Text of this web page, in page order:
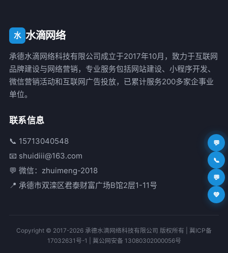
水 水滴网络
承德水滴网络科技有限公司成立于2017年10月，致力于互联网
品牌建设与网络营销，专业服务包括网站建设、小程序开发、
微信营销活动和互联网广告投放，已累计服务200多家企事业
单位。
联系信息
📞 15713040548
📧 shuidiii@163.com
💬 微信：zhuimeng-2018
📍 承德市双滦区君泰财富广场B馆2层1-11号
Copyright © 2017-2026 承德水滴网络科技有限公司 版权所有 | 冀ICP备
17032631号-1
冀公网安备 13080302000056号
💬
📞
💬
💚